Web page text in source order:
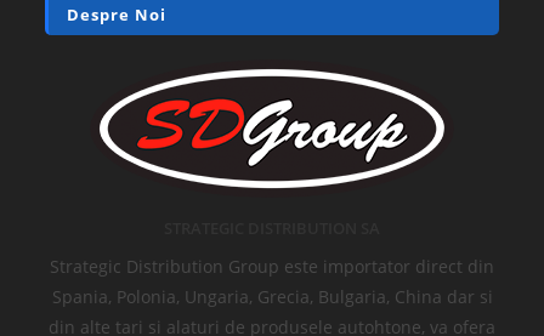
Despre Noi
Strategic Distribution Group este importator direct din
Spania, Polonia, Ungaria, Grecia, Bulgaria, China dar si
din alte tari si alaturi de produsele autohtone, va ofera